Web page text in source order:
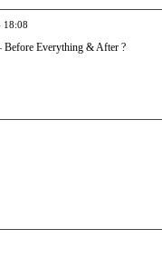
18:08
Before Everything & After ?